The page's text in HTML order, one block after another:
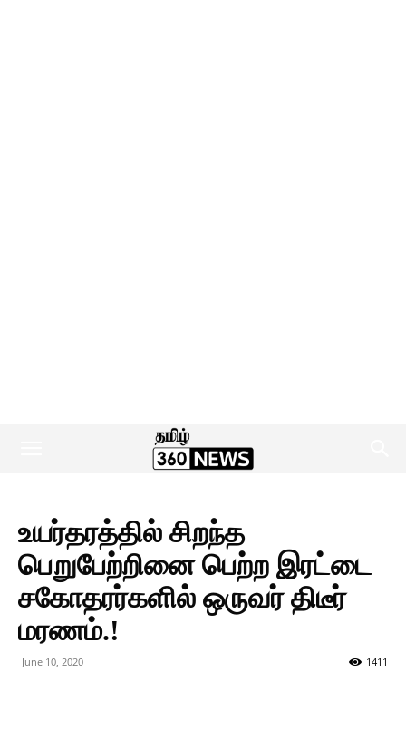
உயர்தரத்தில் சிறந்த
பெறுபேற்றினை பெற்ற இரட்டை
சகோதரர்களில் ஒருவர் திடீர்
மரணம்.!
June 10, 2020 1411